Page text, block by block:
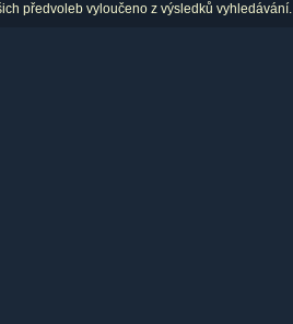
předvoleb vyloučeno z výsledků vyhledávání.